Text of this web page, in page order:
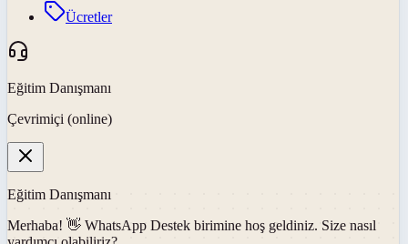
Ücretler
Eğitim Danışmanı
Çevrimiçi (online)
Eğitim Danışmanı
Merhaba! 👋 WhatsApp Destek birimine hoş geldiniz. Size nasıl